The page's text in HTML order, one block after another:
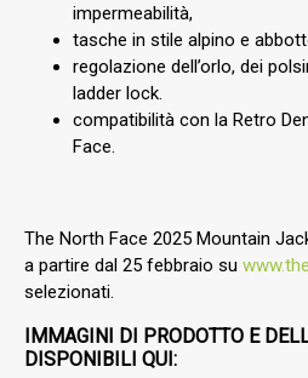
impermeabilità,
tasche in stile alpino e
regolazione dell’orlo, dei
ladder lock.
compatibilità con la Retro
Face.
The North Face 2025 Mountain
a partire dal 25 febbraio su
selezionati.
IMMAGINI DI PRODOTTO E
DISPONIBILI QUI: